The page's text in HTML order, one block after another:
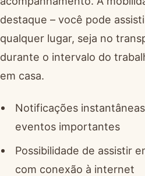
destaque – você pode
qualquer lugar, seja no
durante o intervalo do
em casa.
Notificações
eventos importantes
Possibilidade de assistir
com conexão à internet